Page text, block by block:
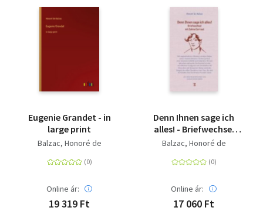
Eugenie Grandet - in
large print
Balzac, Honoré de
Online ár:
19 319 Ft
Denn Ihnen sage ich
alles! - Briefwechsel
mit Zulma Carraud
Balzac, Honoré de
Online ár:
17 060 Ft